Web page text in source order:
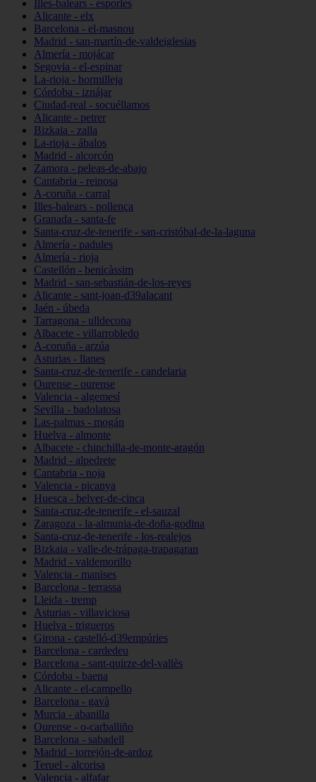
Illes-balears - esporles
Alicante - elx
Barcelona - el-masnou
Madrid - san-martín-de-valdeiglesias
Almería - mojácar
Segovia - el-espinar
La-rioja - hormilleja
Córdoba - iznájar
Ciudad-real - socuéllamos
Alicante - petrer
Bizkaia - zalla
La-rioja - ábalos
Madrid - alcorcón
Zamora - peleas-de-abajo
Cantabria - reinosa
A-coruña - carral
Illes-balears - pollença
Granada - santa-fe
Santa-cruz-de-tenerife - san-cristóbal-de-la-laguna
Almería - padules
Almería - rioja
Castellón - benicàssim
Madrid - san-sebastián-de-los-reyes
Alicante - sant-joan-d39alacant
Jaén - úbeda
Tarragona - ulldecona
Albacete - villarrobledo
A-coruña - arzúa
Asturias - llanes
Santa-cruz-de-tenerife - candelaria
Ourense - ourense
Valencia - algemesí
Sevilla - badolatosa
Las-palmas - mogán
Huelva - almonte
Albacete - chinchilla-de-monte-aragón
Madrid - alpedrete
Cantabria - noja
Valencia - picanya
Huesca - belver-de-cinca
Santa-cruz-de-tenerife - el-sauzal
Zaragoza - la-almunia-de-doña-godina
Santa-cruz-de-tenerife - los-realejos
Bizkaia - valle-de-trápaga-trapagaran
Madrid - valdemorillo
Valencia - manises
Barcelona - terrassa
Lleida - tremp
Asturias - villaviciosa
Huelva - trigueros
Girona - castelló-d39empúries
Barcelona - cardedeu
Barcelona - sant-quirze-del-vallès
Córdoba - baena
Alicante - el-campello
Barcelona - gavà
Murcia - abanilla
Ourense - o-carballiño
Barcelona - sabadell
Madrid - torrejón-de-ardoz
Teruel - alcorisa
Valencia - alfafar